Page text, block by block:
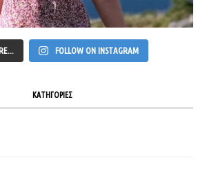
FOLLOW ON INSTAGRAM
ΚΑΤΗΓΟΡΙΕΣ